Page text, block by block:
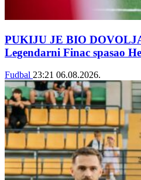
PUKIJU JE BIO
Legendarni Finac spasao
Fudbal 23:21 06.08.2026.